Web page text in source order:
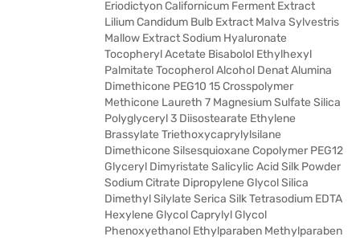
Eriodictyon Californicum Ferment Extract
Lilium Candidum Bulb Extract Malva Sylvestris
Mallow Extract Sodium Hyaluronate
Tocopheryl Acetate Bisabolol Ethylhexyl
Palmitate Tocopherol Alcohol Denat Alumina
Dimethicone PEG10 15 Crosspolymer
Methicone Laureth 7 Magnesium Sulfate Silica
Polyglyceryl 3 Diisostearate Ethylene
Brassylate Triethoxycaprylylsilane
Dimethicone Silsesquioxane Copolymer PEG12
Glyceryl Dimyristate Salicylic Acid Silk Powder
Sodium Citrate Dipropylene Glycol Silica
Dimethyl Silylate Serica Silk Tetrasodium EDTA
Hexylene Glycol Caprylyl Glycol
Phenoxyethanol Ethylparaben Methylparaben